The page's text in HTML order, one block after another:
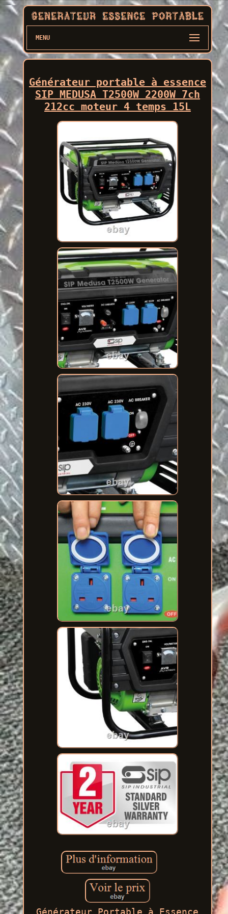
MENU
Générateur portable à essence
SIP MEDUSA T2500W 2200W 7ch
212cc moteur 4 temps 15L
Générateur Portable à Essence